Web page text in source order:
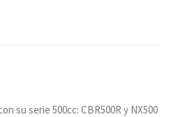
su serie 500cc: CBR500R y NX500